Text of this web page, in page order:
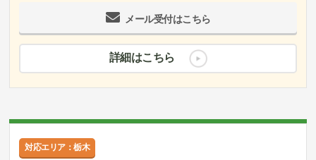
メール受付はこちら
詳細はこちら
対応エリア：栃木